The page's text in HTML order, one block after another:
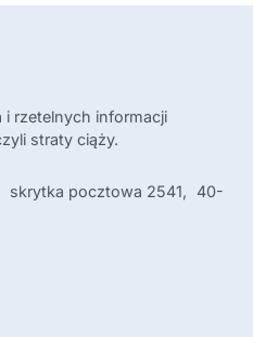
i rzetelnych informacji
straty ciąży.
skrytka pocztowa 2541, 40-